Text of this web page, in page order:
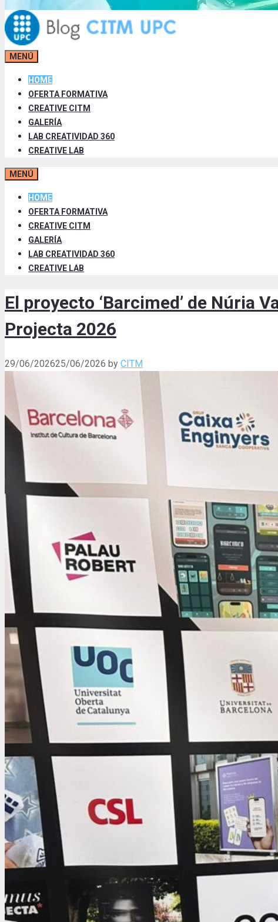
MENÚ
HOME
OFERTA FORMATIVA
CREATIVE CITM
GALERÍA
LAB CREATIVIDAD 360
CREATIVE LAB
MENÚ
HOME
OFERTA FORMATIVA
CREATIVE CITM
GALERÍA
LAB CREATIVIDAD 360
CREATIVE LAB
El proyecto ‘Barcimed’ de Núria
Projecta 2026
29/06/202625/06/2026 by CITM